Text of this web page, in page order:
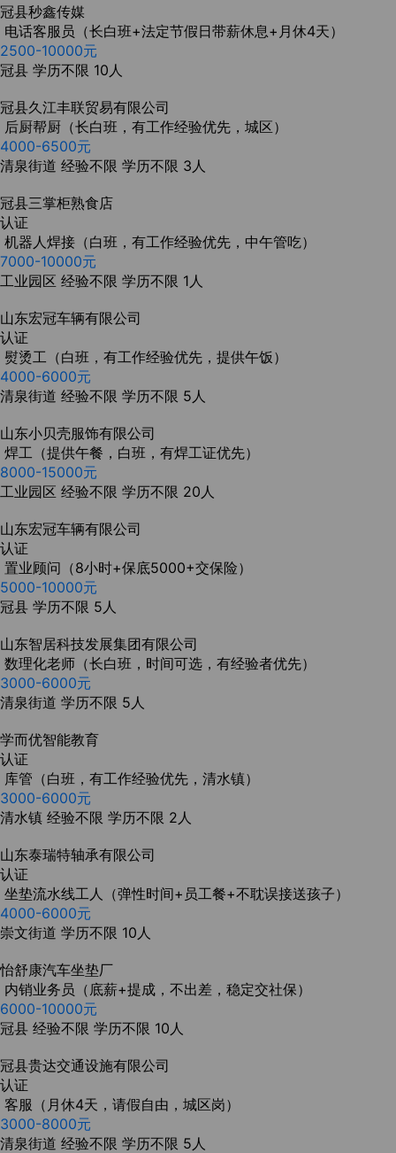
冠县秒鑫传媒
电话客服员（长白班+法定节假日带薪休息+月休4天）
2500-10000元
冠县 学历不限 10人
冠县久江丰联贸易有限公司
后厨帮厨（长白班，有工作经验优先，城区）
4000-6500元
清泉街道 经验不限 学历不限 3人
冠县三掌柜熟食店
认证
机器人焊接（白班，有工作经验优先，中午管吃）
7000-10000元
工业园区 经验不限 学历不限 1人
山东宏冠车辆有限公司
认证
熨烫工（白班，有工作经验优先，提供午饭）
4000-6000元
清泉街道 经验不限 学历不限 5人
山东小贝壳服饰有限公司
焊工（提供午餐，白班，有焊工证优先）
8000-15000元
工业园区 经验不限 学历不限 20人
山东宏冠车辆有限公司
认证
置业顾问（8小时+保底5000+交保险）
5000-10000元
冠县 学历不限 5人
山东智居科技发展集团有限公司
数理化老师（长白班，时间可选，有经验者优先）
3000-6000元
清泉街道 学历不限 5人
学而优智能教育
认证
库管（白班，有工作经验优先，清水镇）
3000-6000元
清水镇 经验不限 学历不限 2人
山东泰瑞特轴承有限公司
认证
坐垫流水线工人（弹性时间+员工餐+不耽误接送孩子）
4000-6000元
崇文街道 学历不限 10人
怡舒康汽车坐垫厂
内销业务员（底薪+提成，不出差，稳定交社保）
6000-10000元
冠县 经验不限 学历不限 10人
冠县贵达交通设施有限公司
认证
客服（月休4天，请假自由，城区岗）
3000-8000元
清泉街道 经验不限 学历不限 5人